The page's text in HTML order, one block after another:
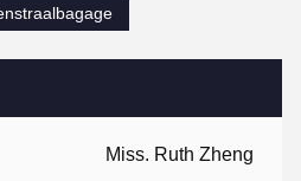
Miss. Ruth Zheng